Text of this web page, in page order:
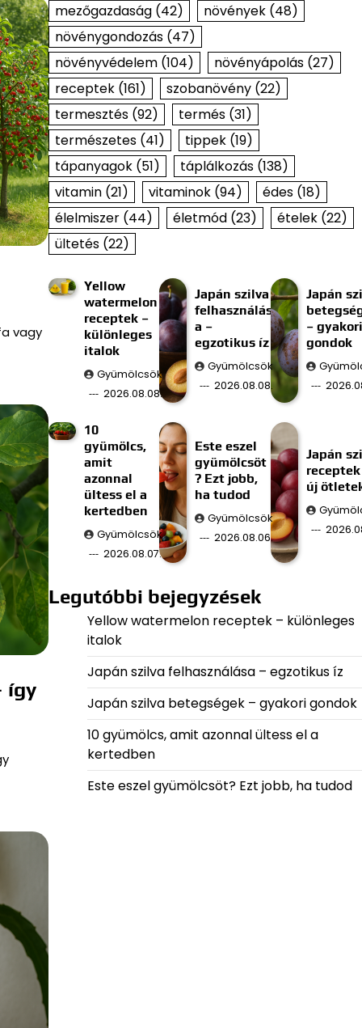
vagy
így
mezőgazdaság(42) növények(48)
növénygondozás(47)
növényvédelem(104) növényápolás(27)
receptek(161) szobanövény(22)
termesztés(92) termés(31)
természetes(41) tippek(19)
tápanyagok(51) táplálkozás(138)
vitamin(21) vitaminok(94) édes(18)
élelmiszer(44) életmód(23) ételek(22)
ültetés(22)
Yellow
watermelon
receptek –
különleges
italok
Gyümölcsök
2026.08.08.
Japán szilva
felhasználás
a –
egzotikus íz
Gyümölcsök
2026.08.08.
Japán
– gyakori
gondok
10
gyümölcs,
amit
azonnal
ültess el a
kertedben
Gyümölcsök
2026.08.07.
Este eszel
gyümölcsöt
? Ezt jobb,
ha tudod
Gyümölcsök
2026.08.06.
Japán
receptek
új
Legutóbbi bejegyzések
Yellow watermelon receptek – különleges
italok
Japán szilva felhasználása – egzotikus íz
Japán szilva betegségek – gyakori gondok
10 gyümölcs, amit azonnal ültess el a
kertedben
Este eszel gyümölcsöt? Ezt jobb, ha tudod